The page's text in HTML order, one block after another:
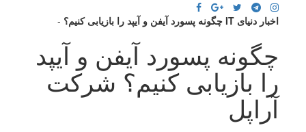
اخبار دنیای IT چگونه پسورد آیفن و آیپد را بازیابی کنیم؟ -
چگونه پسورد آیفن و آیپد
را بازیابی کنیم؟ شرکت
آراپل